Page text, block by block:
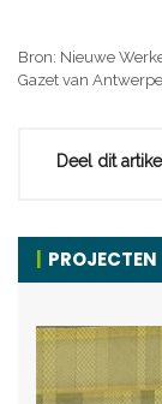
Bron: Nieuwe
Gazet van
Deel dit
PROJECTEN